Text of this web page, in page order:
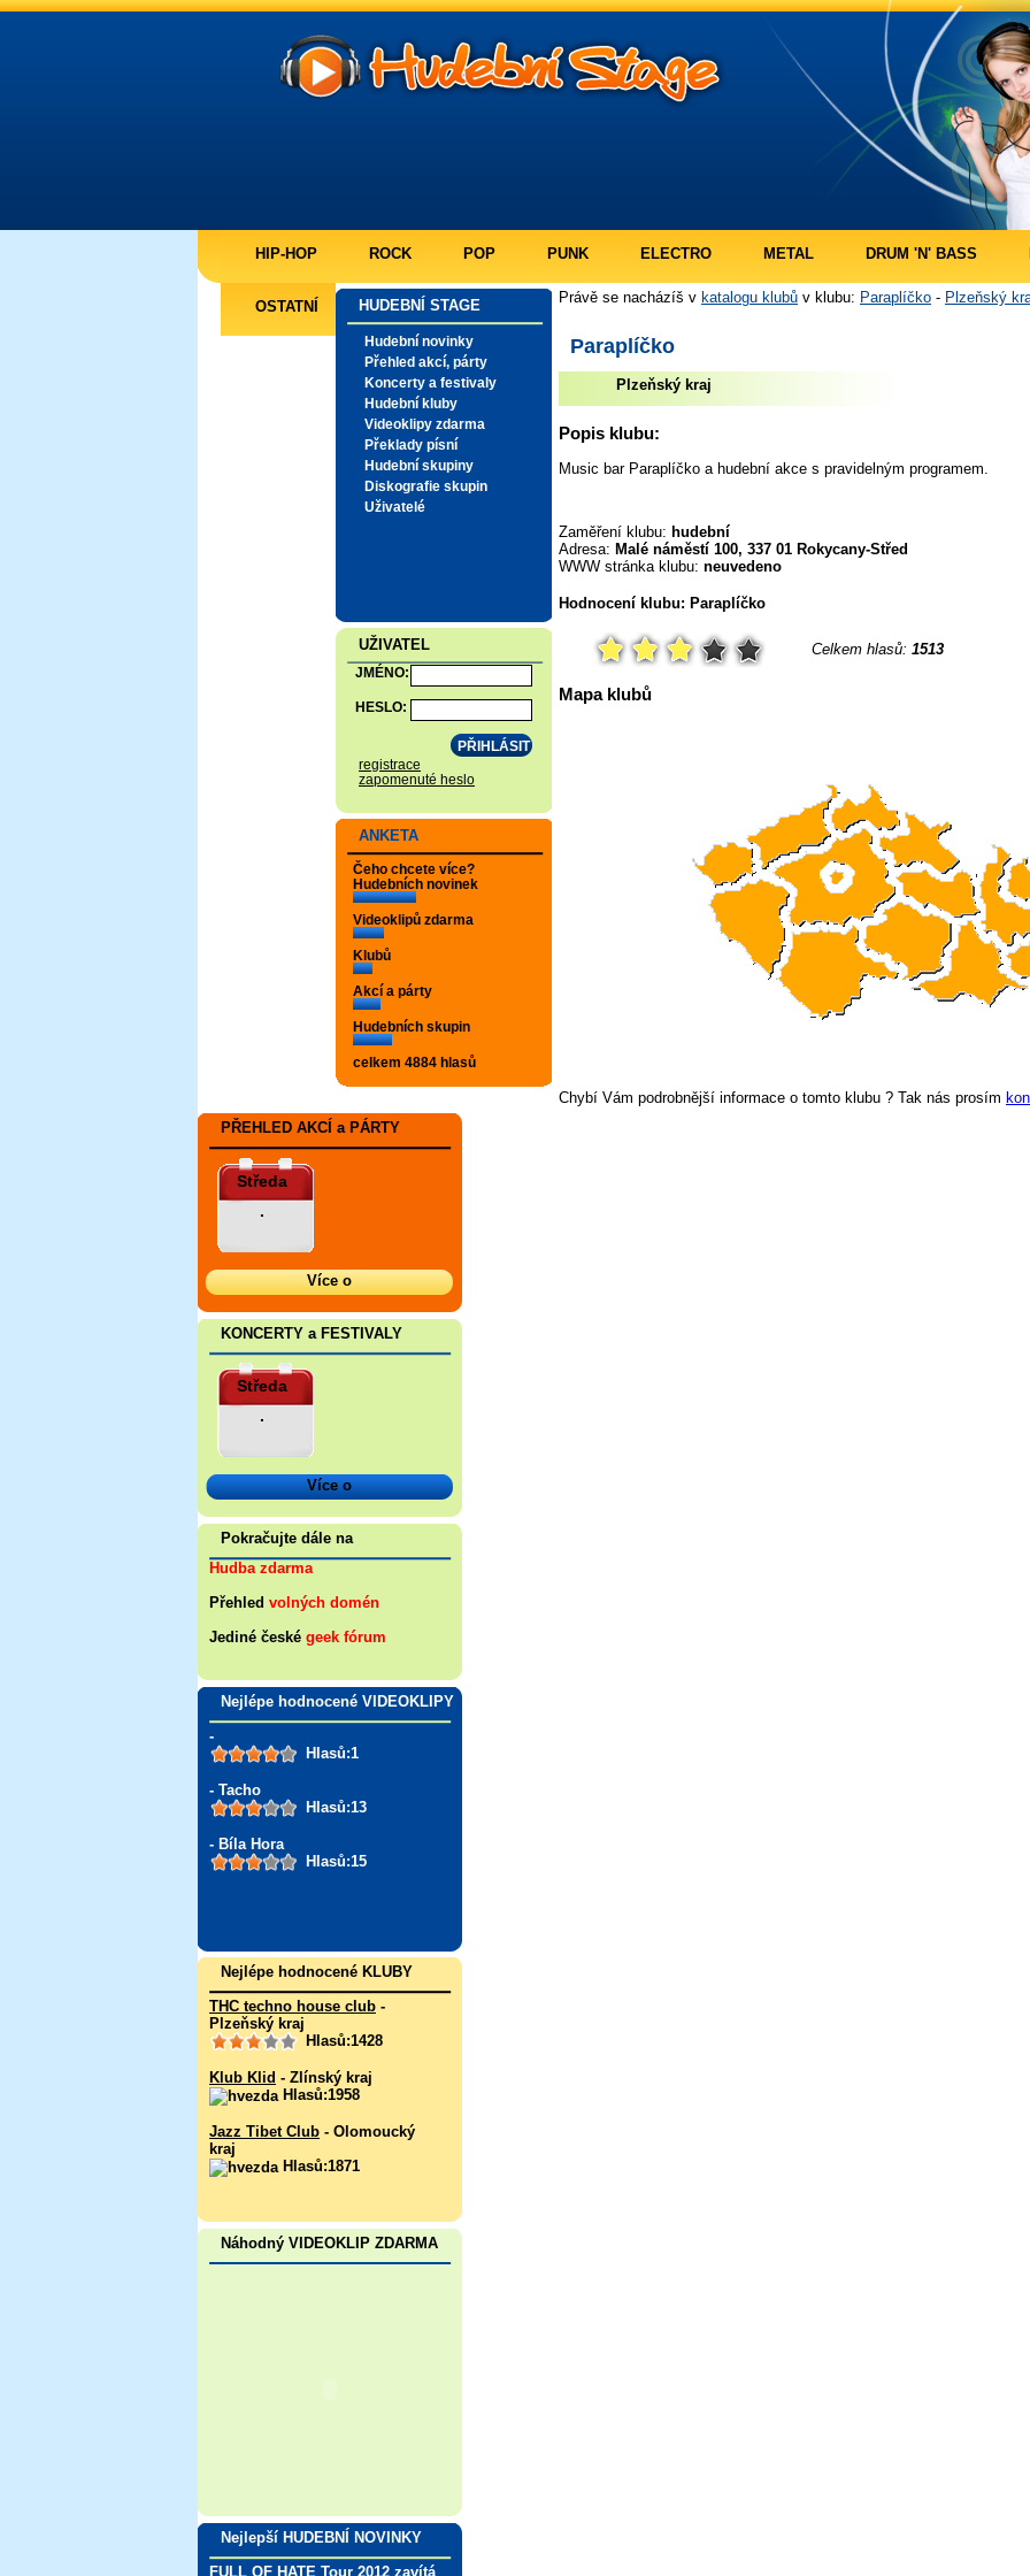
HIP-HOP ROCK POP PUNK ELECTRO METAL DRUM 'N' BASS
OSTATNÍ HUDEBNÍ STAGE
Hudební novinky
Přehled akcí, párty
Koncerty a festivaly
Hudební kluby
Videoklipy zdarma
Překlady písní
Hudební skupiny
Diskografie skupin
Uživatelé
UŽIVATEL
JMÉNO:
HESLO:
registrace
zapomenuté heslo
ANKETA
Čeho chcete více?
Hudebních novinek
Videoklipů zdarma
Klubů
Akcí a párty
Hudebních skupin
celkem 4884 hlasů
Právě se nacházíš v katalogu klubů v klubu: Paraplíčko - Plzeňský
Paraplíčko
Plzeňský kraj
Popis klubu:
Music bar Paraplíčko a hudební akce s pravidelným programem.
Zaměření klubu: hudební
Adresa: Malé náměstí 100, 337 01 Rokycany-Střed
WWW stránka klubu: neuvedeno
Hodnocení klubu: Paraplíčko
Celkem hlasů: 1513
Mapa klubů
Chybí Vám podrobnější informace o tomto klubu ? Tak nás prosím
PŘEHLED AKCÍ a PÁRTY
Středa
.
Více o
KONCERTY a FESTIVALY
Středa
.
Více o
Pokračujte dále na
Hudba zdarma
Přehled volných domén
Jediné české geek fórum
Nejlépe hodnocené VIDEOKLIPY
-
Hlasů:1
- Tacho
Hlasů:13
- Bíla Hora
Hlasů:15
Nejlépe hodnocené KLUBY
THC techno house club -
Plzeňský kraj
Hlasů:1428
Klub Klid - Zlínský kraj
Hlasů:1958
Jazz Tibet Club - Olomoucký
kraj
Hlasů:1871
Náhodný VIDEOKLIP ZDARMA
Nejlepší HUDEBNÍ NOVINKY
FULL OF HATE Tour 2012 zavítá